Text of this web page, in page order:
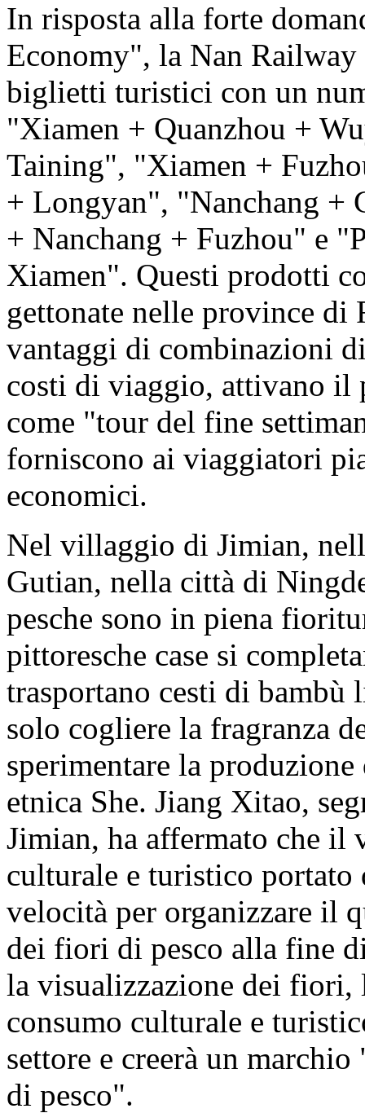
In risposta alla forte
Economy", la Nan Railway
biglietti turistici con un
"Xiamen + Quanzhou +
Taining", "Xiamen +
+ Longyan", "Nanchang +
+ Nanchang + Fuzhou" e
Xiamen". Questi prodotti
gettonate nelle province di
vantaggi di combinazioni
costi di viaggio, attivano il
come "tour del fine
forniscono ai viaggiatori
economici.
Nel villaggio di Jimian,
Gutian, nella città di
pesche sono in piena
pittoresche case si
trasportano cesti di bambù
solo cogliere la fragranza
sperimentare la
etnica She. Jiang Xitao,
Jimian, ha affermato che
culturale e turistico
velocità per organizzare il
dei fiori di pesco alla fine
la visualizzazione dei fiori,
consumo culturale e
settore e creerà un
di pesco".